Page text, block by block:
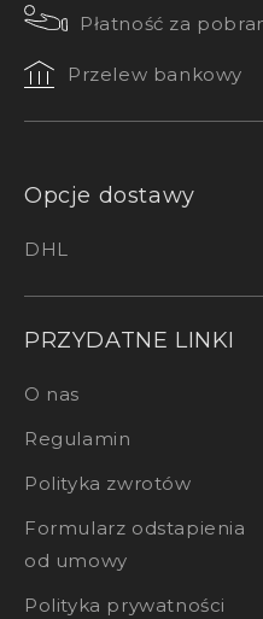
Płatność za
Przelew bankowy
Opcje dostawy
DHL
PRZYDATNE LINKI
O nas
Regulamin
Polityka zwrotów
Formularz odstapienia
od umowy
Polityka prywatności